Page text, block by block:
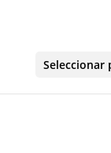
Seleccionar